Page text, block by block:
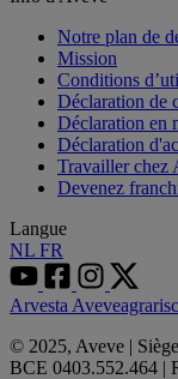
Notre plan de
Mission
Conditions
Déclaration de
Déclaration en
Déclaration
Travailler chez
Devenez
Langue
NL FR
Arvesta
© 2025, Aveve |
BCE 0403.552.464 |